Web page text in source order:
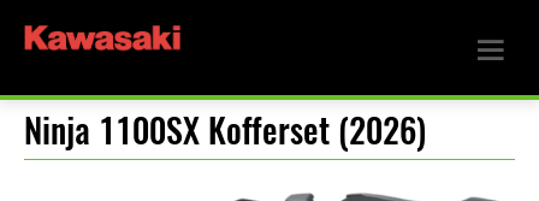
Ninja 1100SX Kofferset (2026)